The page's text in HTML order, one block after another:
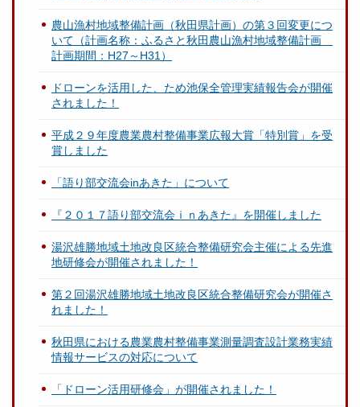
農山漁村地域整備計画（秋田県計画）の第３回変更につ
いて（計画名称：ふるさと秋田農山漁村地域整備計画
計画期間：H27～H31）
ドローンを活用した、ため池保全管理実績報告会が開催
されました！
平成２９年度農業農村整備事業広報大賞「特別賞」を受
賞しました
「語り部交流会inあきた」について
『２０１７語り部交流会ｉｎあきた』を開催しました
湯沢雄勝地域土地改良区統合整備研究会主催による先進
地研修会が開催されました！
第２回湯沢雄勝地域土地改良区統合整備研究会が開催さ
れました！
秋田県における農業農村整備事業測量調査設計業務実績
情報サービスの対応について
「ドローン活用研修会」が開催されました！